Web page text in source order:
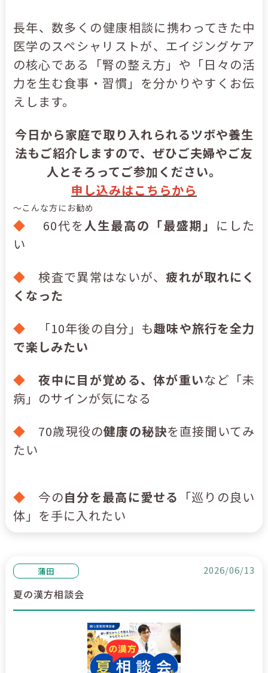
長年、数多くの健康相談に携わってきた中
医学のスペシャリストが、エイジングケア
の核心である「腎の整え方」や「日々の活
力を生む食事・習慣」を分かりやすくお伝
えします。
今日から家庭で取り入れられるツボや養生
法もご紹介しますので、ぜひご夫婦やご友
人とそろってご参加ください。
申し込みはこちらから
～こんな方にお勧め
◆ 60代を 人生最高の「最盛期」 にした
い
◆ 検査で異常はないが、 疲れが取れにく
くなった
◆ 「10年後の自分」も趣味や旅行を全力
で楽しみたい
◆
夜中に目が覚める、体が重いなど「未
病」のサインが気になる
◆ 70歳現役の健康の秘訣を直接聞いてみ
たい
◆ 今の自分を最高に愛せる 「巡りの良い
体」を手に入れたい
蒲田 2026/06/13
夏の漢方相談会